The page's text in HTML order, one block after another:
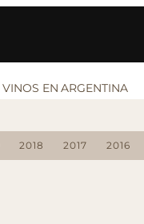
VINOS EN ARGENTINA
2018 2017 2016